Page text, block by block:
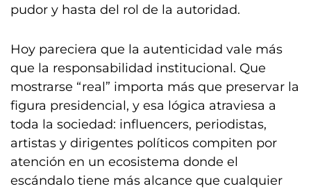
pudor y hasta del rol de la autoridad.
Hoy pareciera que la autenticidad vale más
que la responsabilidad institucional. Que
mostrarse “real” importa más que preservar la
figura presidencial, y esa lógica atraviesa a
toda la sociedad: influencers, periodistas,
artistas y dirigentes políticos compiten por
atención en un ecosistema donde el
escándalo tiene más alcance que cualquier